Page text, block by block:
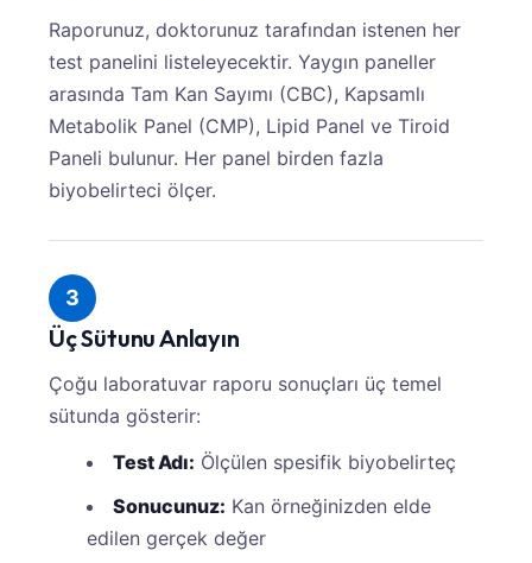
Raporunuz, doktorunuz tarafından istenen her
test panelini listeleyecektir. Yaygın paneller
arasında Tam Kan Sayımı (CBC), Kapsamlı
Metabolik Panel (CMP), Lipid Panel ve Tiroid
Paneli bulunur. Her panel birden fazla
biyobelirteci ölçer.
3
Üç Sütunu Anlayın
Çoğu laboratuvar raporu sonuçları üç temel
sütunda gösterir:
Test Adı: Ölçülen spesifik biyobelirteç
Sonucunuz: Kan örneğinizden elde
edilen gerçek değer